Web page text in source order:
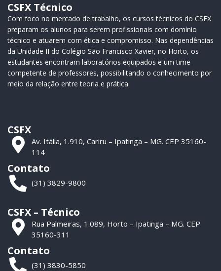
CSFX Técnico
Com foco no mercado de trabalho, os cursos técnicos do CSFX
preparam os alunos para serem profissionais com domínio
técnico e atuarem com ética e compromisso. Nas dependências
da Unidade II do Colégio São Francisco Xavier, no Horto, os
estudantes encontram laboratórios equipados e um time
competente de professores, possibilitando o conhecimento por
meio da relação entre teoria e prática.
CSFX
Av. Itália, 1.910, Cariru – Ipatinga – MG. CEP 35160-
114
Contato
(31) 3829-9800
CSFX – Técnico
Rua Palmeiras, 1.089, Horto – Ipatinga – MG. CEP
35160-311
Contato
(31) 3830-5850